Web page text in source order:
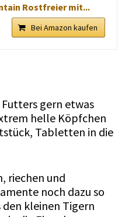
Rostfreier mit...
Bei Amazon kaufen
gern etwas
helle Köpfchen
Tabletten in die
riechen und
noch dazu so
den kleinen Tigern